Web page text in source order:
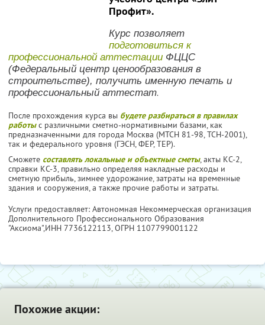
Профит».
Курс позволяет
подготовиться к
профессиональной аттестации ФЦЦС
(Федеральный центр ценообразования в
строительстве), получить именную печать и
профессиональный аттестат.
После прохождения курса вы будете разбираться в правилах
работыс различными сметно-нормативными базами, как
предназначенными для города Москва (МТСН 81-98, ТСН-2001),
так и федерального уровня (ГЭСН, ФЕР, ТЕР).
Сможете составлять локальные и объектные сметы, акты КС-2,
справки КС-3, правильно определяя накладные расходы и
сметную прибыль, зимнее удорожание, затраты на временные
здания и сооружения, а также прочие работы и затраты.
Услуги предоставляет: Автономная Некоммерческая организация
Дополнительного Профессионального Образования
"Аксиома",ИНН 7736122113, ОГРН 1107799001122
Похожие акции: